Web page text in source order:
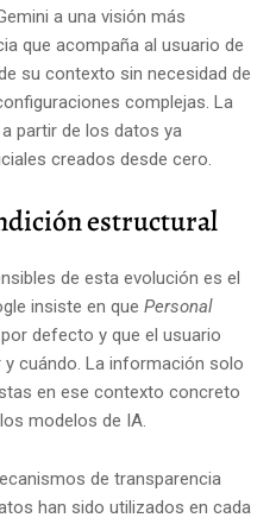
a una visión más
que acompaña al usuario de
su contexto sin necesidad de
complejas. La
partir de los datos ya
creados desde cero.
estructural
de esta evolución es el
insiste en que Personal
defecto y que el usuario
cuándo. La información solo
en ese contexto concreto
modelos de IA.
de transparencia
han sido utilizados en cada